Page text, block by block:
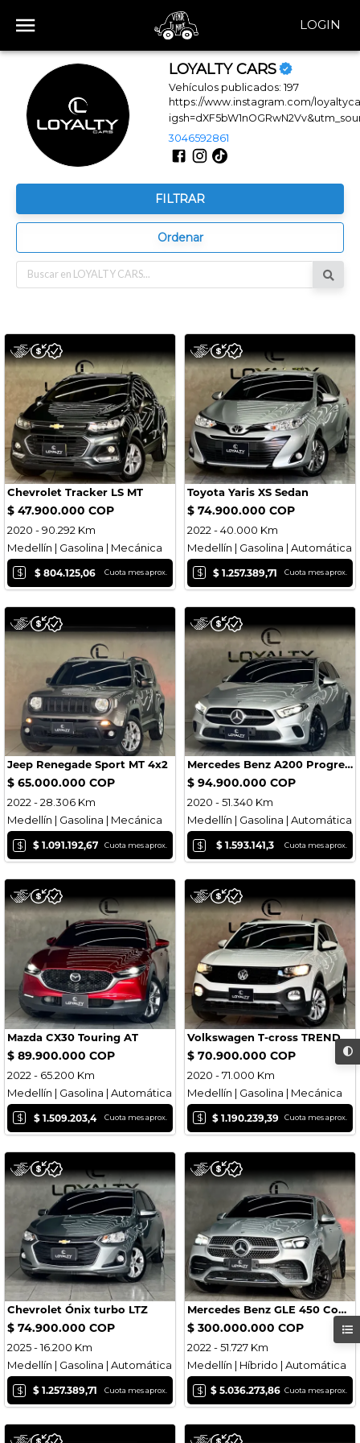
LOGIN
LOYALTY CARS
Vehículos publicados: 197
https://www.instagram.com/
3046592861
FILTRAR
Ordenar
Chevrolet Tracker LS MT
$ 47.900.000 COP
2020 - 90.292 Km
Medellín | Gasolina | Mecánica
$ $ 804.125,06 Cuota mes aprox.
Toyota Yaris XS Sedan
$ 74.900.000 COP
2022 - 40.000 Km
Medellín | Gasolina | Automática
$ $ 1.257.389,71 Cuota mes aprox.
Jeep Renegade Sport MT 4x2
$ 65.000.000 COP
2022 - 28.306 Km
Medellín | Gasolina | Mecánica
$ $ 1.091.192,67 Cuota mes aprox.
Mercedes Benz A200 Progressive
$ 94.900.000 COP
2020 - 51.340 Km
Medellín | Gasolina | Automática
$ $ 1.593.141,3 Cuota mes aprox.
Mazda CX30 Touring AT
$ 89.900.000 COP
2022 - 65.200 Km
Medellín | Gasolina | Automática
$ $ 1.509.203,4 Cuota mes aprox.
Volkswagen T-cross TRENDLINE MT
$ 70.900.000 COP
2020 - 71.000 Km
Medellín | Gasolina | Mecánica
$ $ 1.190.239,39 Cuota mes aprox.
Chevrolet Ónix turbo LTZ
$ 74.900.000 COP
2025 - 16.200 Km
Medellín | Gasolina | Automática
$ $ 1.257.389,71 Cuota mes aprox.
Mercedes Benz GLE 450 Coupe Hybrid 4matic
$ 300.000.000 COP
2022 - 51.727 Km
Medellín | Híbrido | Automática
$ $ 5.036.273,86 Cuota mes aprox.